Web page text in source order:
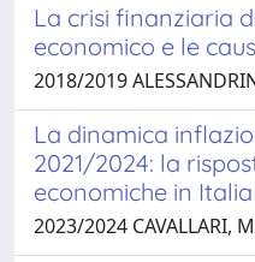
La crisi finanziaria
economico e le
2018/2019
La dinamica
2021/2024: la
economiche in
2023/2024 CAVALLARI,